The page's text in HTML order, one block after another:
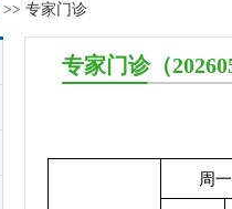
>> 专家门诊
专家门诊（
周一